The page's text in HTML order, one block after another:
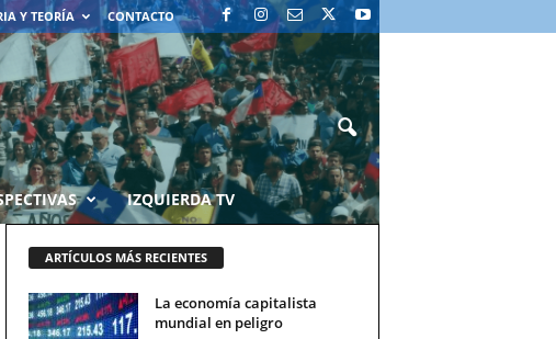
Y TEORÍA CONTACTO
IZQUIERDA TV
ARTÍCULOS MÁS RECIENTES
La economía capitalista
mundial en peligro